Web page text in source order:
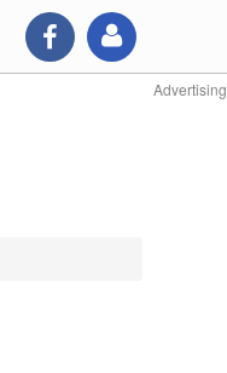
Advertising